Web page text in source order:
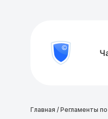
8
Главная / Регламенты